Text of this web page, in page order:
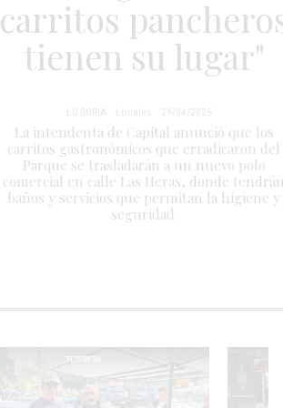
carritos
tienen su lugar"
LU SORIA Locales 29/04/2025
La intendenta de Capital anunció que los
carritos gastronómicos que erradicaron del
Parque se trasladarán a un nuevo polo
comercial en calle Las Heras, donde
baños y servicios que permitan la higiene y
seguridad.